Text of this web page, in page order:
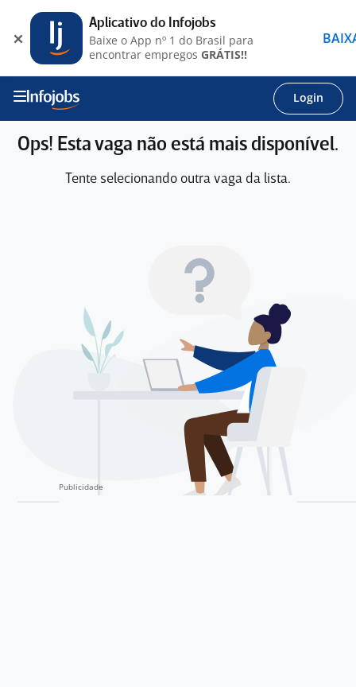
Login
Ops! Esta vaga não está mais disponível.
Tente selecionando outra vaga da lista.
Aplicativo do Infojobs
Baixe o App nº 1 do Brasil para
encontrar empregos GRÁTIS!!